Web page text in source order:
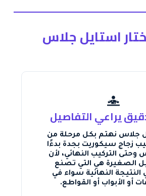
استايل جلاس
يراعي التفاصيل
جلاس نهتم بكل مرحلة من
زجاج سيكوريت بجدة بدءًا
وحتى التركيب النهائي، لأن
الصغيرة هي التي تصنع
النتيجة النهائية سواء في
أو الأبواب أو القواطع.